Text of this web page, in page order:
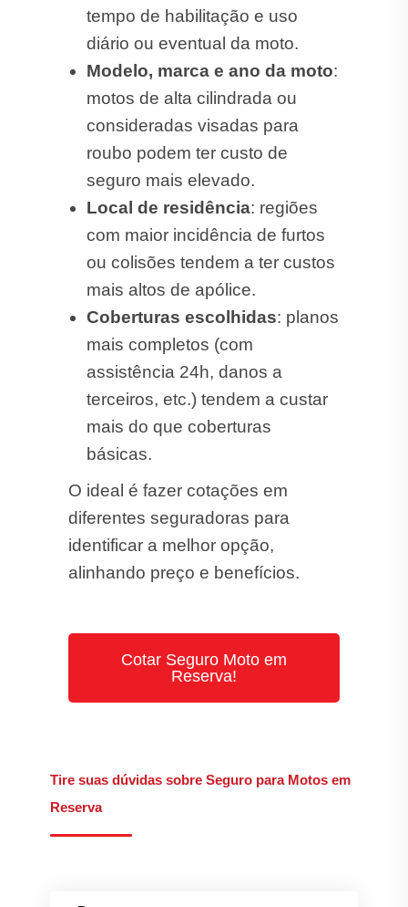
tempo de habilitação e uso
diário ou eventual da moto.
Modelo, marca e ano da moto:
motos de alta cilindrada ou
consideradas visadas para
roubo podem ter custo de
seguro mais elevado.
Local de residência: regiões
com maior incidência de furtos
ou colisões tendem a ter custos
mais altos de apólice.
Coberturas escolhidas: planos
mais completos (com
assistência 24h, danos a
terceiros, etc.) tendem a custar
mais do que coberturas
básicas.
O ideal é fazer cotações em
diferentes seguradoras para
identificar a melhor opção,
alinhando preço e benefícios.
Cotar Seguro Moto em
Reserva!
Tire suas dúvidas sobre Seguro para Motos em
Reserva